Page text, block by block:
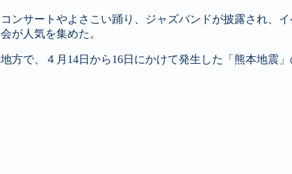
ンサートやよさこい踊り、ジャズバンドが披露され、
が人気を集めた。
方で、４月14日から16日にかけて発生した「熊本地震